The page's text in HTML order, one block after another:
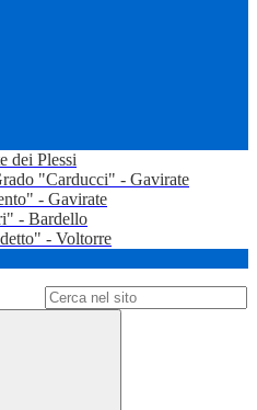
dei Plessi
"Carducci" - Gavirate
- Gavirate
- Bardello
- Voltorre